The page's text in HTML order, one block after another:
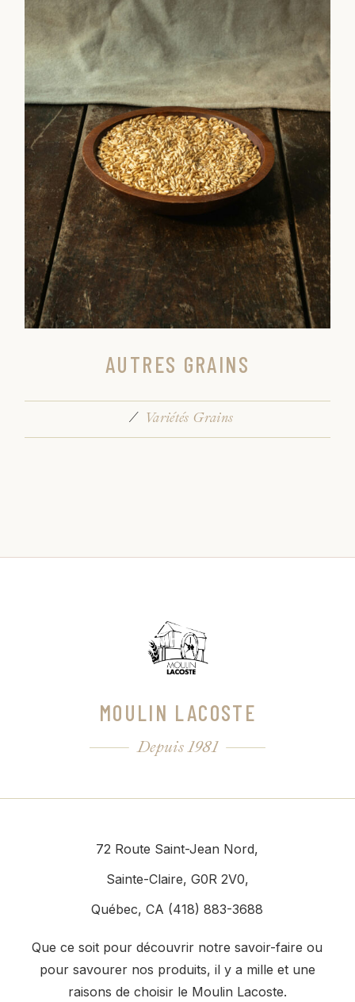
AUTRES GRAINS
Variétés Grains
MOULIN LACOSTE
Depuis 1981
72 Route Saint-Jean Nord,
Sainte-Claire, G0R 2V0,
Québec, CA (418) 883-3688
Que ce soit pour découvrir notre savoir-faire ou
pour savourer nos produits, il y a mille et une
raisons de choisir le Moulin Lacoste.